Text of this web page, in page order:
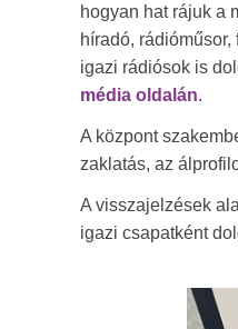
hogyan hat rájuk a
híradó,
igazi rádiósok is
média oldalán.
A központ
zaklatás, az
A visszajelzések
igazi csapatként